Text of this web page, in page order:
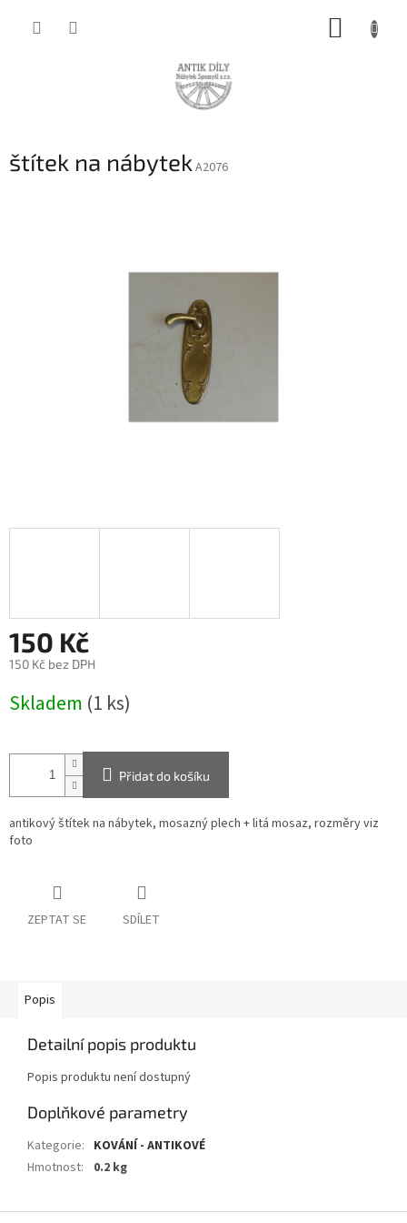
štítek na nábytek A2076
150 Kč
150 Kč bez DPH
cena:
Skladem (1 ks)
Přidat do košíku
antikový štítek na nábytek, mosazný plech + litá mosaz, rozměry viz
foto
ZEPTAT SE SDÍLET
Popis
Detailní popis produktu
Popis produktu není dostupný
Doplňkové parametry
Kategorie: KOVÁNÍ - ANTIKOVÉ
Hmotnost: 0.2 kg